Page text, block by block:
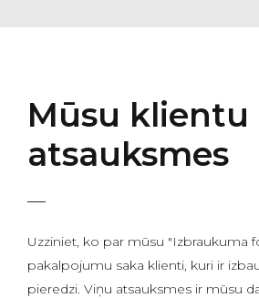
Mūsu klientu
atsauksmes
Uzziniet, ko par mūsu "Izbraukuma
pakalpojumu saka klienti, kuri ir
pieredzi. Viņu atsauksmes ir mūsu